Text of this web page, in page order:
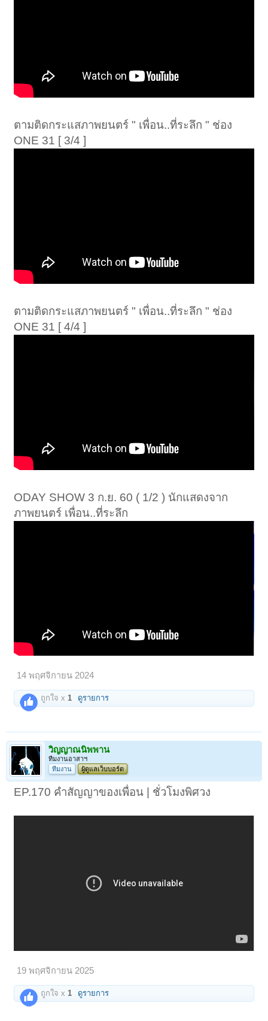
ตามติดกระแสภาพยนตร์ " เพื่อน..ที่ระลึก " ช่อง
ONE 31 [ 3/4 ]
ตามติดกระแสภาพยนตร์ " เพื่อน..ที่ระลึก " ช่อง
ONE 31 [ 4/4 ]
ODAY SHOW 3 ก.ย. 60 ( 1/2 ) นักแสดงจาก
ภาพยนตร์ เพื่อน..ที่ระลึก
14 พฤศจิกายน 2024
ถูกใจ x1 ดูรายการ
วิญญาณนิพพาน
ทีมงานอาสาฯ
ทีมงาน
ผู้ดูแลเว็บบอร์ด
EP.170 คำสัญญาของเพื่อน | ชั่วโมงพิศวง
19 พฤศจิกายน 2025
ถูกใจ x 1 ดูรายการ